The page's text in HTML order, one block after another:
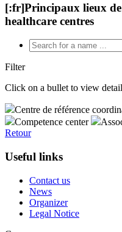
[:fr]Principaux lieux
healthcare centres
Filter
Click on a bullet to view
Centre de référence
Competence center
Retour
Useful links
Contact us
News
Organizer
Legal Notice